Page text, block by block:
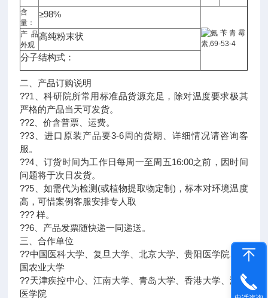
含
量：
≥98%
产品
外观
高纯粉末状
分子结构式：
二、产品订购说明
??1、科研院所常用标准品货源充足，除对温度要求极其
严格的产品当天可发货。
??2、价含普票、运费。
??3、进口原装产品要3-6周的货期、详细情况请咨询客
服。
??4、订货时间为工作日每周一至周五16:00之前，因时间
问题将于次日发货。
??5、如需代为检测(或植物提取物定制)，标本对环境温度
高，可惜案例客服安排专人取
??? 样。
??6、产品发票随快递一同递送。
三、合作单位
??中国医科大学、复旦大学、北京大学、贵阳医学院、中
国农业大学
??天津疾控中心、江南大学、青岛大学、香港大学、潍坊
医学院